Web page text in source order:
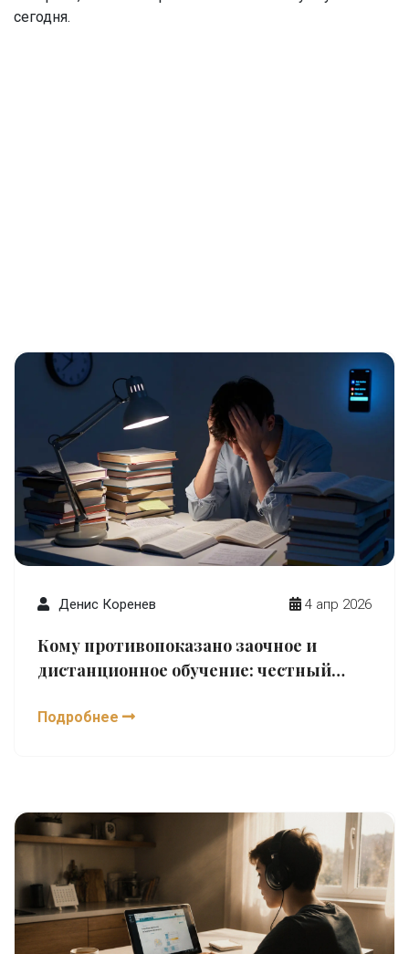
сегодня.
Денис Коренев 4 апр 2026
Кому противопоказано заочное и
дистанционное обучение: честный
Подробнее